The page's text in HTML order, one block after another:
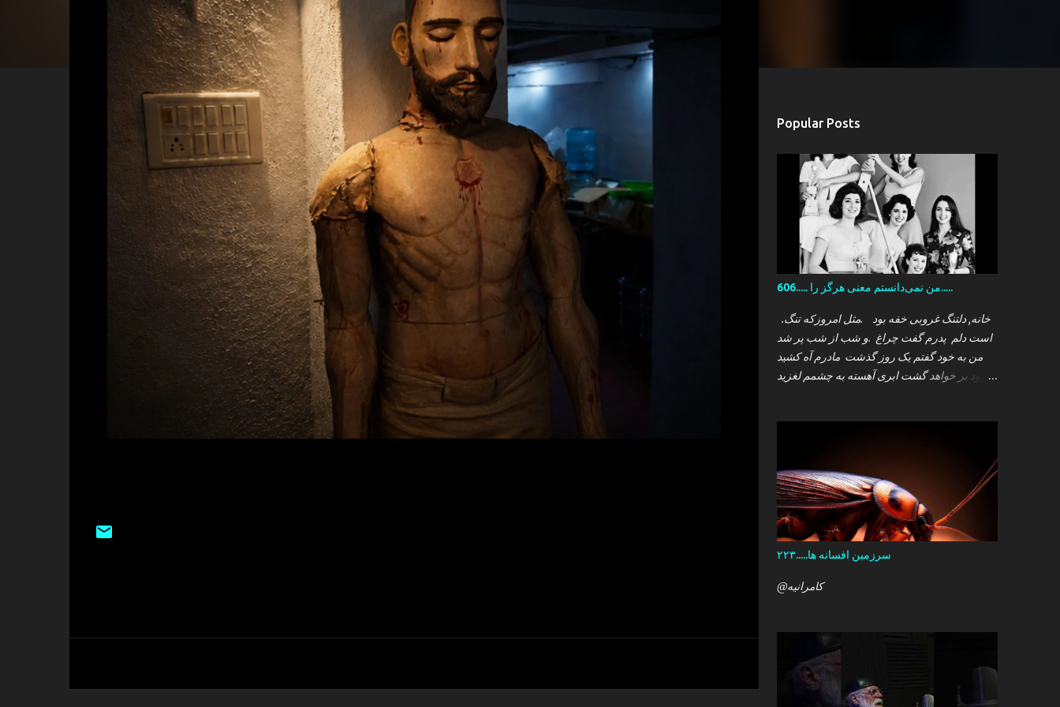
Popular Posts
606..... من نمی‌دانستم معنی هرگز را.....
.خانه, دلتنگ غروبی خفه بود .مثل امروزکه تنگ
است دلم پدرم گفت چراغ .و شب از شب پر شد
من به خود گفتم یک روز گذشت مادرم آه کشید
.زود بر خواهد گشت ابری آهسته به چشمم لغزید
سرزمین افسانه ها.....۲۲۳
@کامرانیه